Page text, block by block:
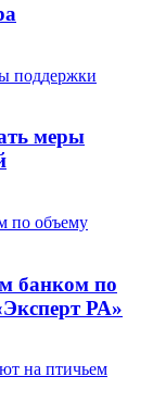
меры
банком по
РА»